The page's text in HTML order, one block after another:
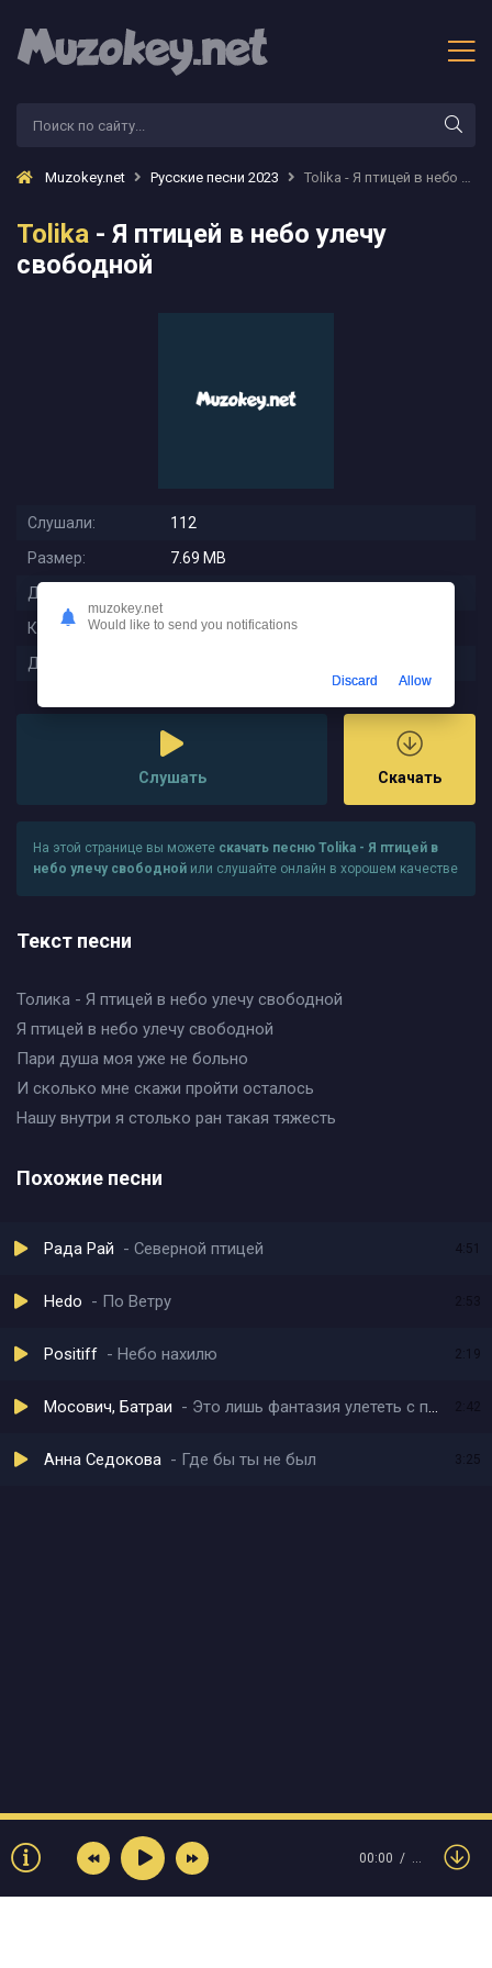
Muzokey.net Русские песни 2023 Tolika - Я птицей в небо улечу свободной
Tolika - Я птицей в небо улечу
свободной
Слушали:
112
Размер:
7.69 MB
Длительность:
Качество:
320 kbps
Дата релиза:
Слушать Скачать
На этой странице вы можете скачать песню Tolika - Я птицей в
небо улечу свободной или слушайте онлайн в хорошем качестве
Текст песни
Толика - Я птицей в небо улечу свободной
Я птицей в небо улечу свободной
Пари душа моя уже не больно
И сколько мне скажи пройти осталось
Нашу внутри я столько ран такая тяжесть
Похожие песни
Рада Рай Северной птицей 4:51
Hedo По Ветру
Positiff Небо нахилю 2:19
Мосович, Батраи Это лишь фантазия улететь с птицей твоя
Анна Седокова Где бы ты не был 3:25
00:00 …
muzokey.net
Would like to send you notifications
Discard Allow